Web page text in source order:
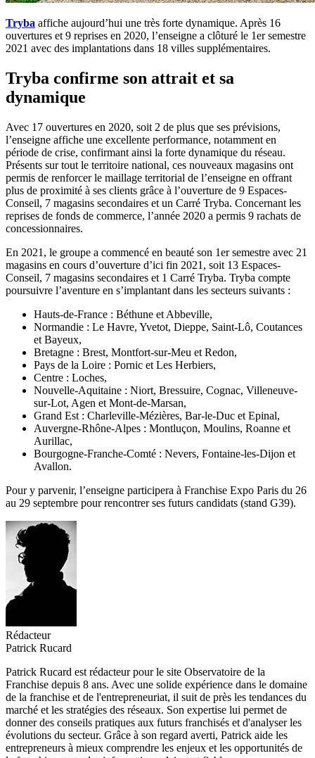
Tryba affiche aujourd’hui une très forte dynamique. Après 16
ouvertures et 9 reprises en 2020, l’enseigne a clôturé le 1er semestre
2021 avec des implantations dans 18 villes supplémentaires.
Tryba confirme son attrait et sa
dynamique
Avec 17 ouvertures en 2020, soit 2 de plus que ses prévisions,
l’enseigne affiche une excellente performance, notamment en
période de crise, confirmant ainsi la forte dynamique du réseau.
Présents sur tout le territoire national, ces nouveaux magasins ont
permis de renforcer le maillage territorial de l’enseigne en offrant
plus de proximité à ses clients grâce à l’ouverture de 9 Espaces-
Conseil, 7 magasins secondaires et un Carré Tryba. Concernant les
reprises de fonds de commerce, l’année 2020 a permis 9 rachats de
concessionnaires.
En 2021, le groupe a commencé en beauté son 1er semestre avec 21
magasins en cours d’ouverture d’ici fin 2021, soit 13 Espaces-
Conseil, 7 magasins secondaires et 1 Carré Tryba. Tryba compte
poursuivre l’aventure en s’implantant dans les secteurs suivants :
Hauts-de-France : Béthune et Abbeville,
Normandie : Le Havre, Yvetot, Dieppe, Saint-Lô, Coutances
et Bayeux,
Bretagne : Brest, Montfort-sur-Meu et Redon,
Pays de la Loire : Pornic et Les Herbiers,
Centre : Loches,
Nouvelle-Aquitaine : Niort, Bressuire, Cognac, Villeneuve-
sur-Lot, Agen et Mont-de-Marsan,
Grand Est : Charleville-Mézières, Bar-le-Duc et Epinal,
Auvergne-Rhône-Alpes : Montluçon, Moulins, Roanne et
Aurillac,
Bourgogne-Franche-Comté : Nevers, Fontaine-les-Dijon et
Avallon.
Pour y parvenir, l’enseigne participera à Franchise Expo Paris du 26
au 29 septembre pour rencontrer ses futurs candidats (stand G39).
Rédacteur
Patrick Rucard
Patrick Rucard est rédacteur pour le site Observatoire de la
Franchise depuis 8 ans. Avec une solide expérience dans le domaine
de la franchise et de l'entrepreneuriat, il suit de près les tendances du
marché et les stratégies des réseaux. Son expertise lui permet de
donner des conseils pratiques aux futurs franchisés et d'analyser les
évolutions du secteur. Grâce à son regard averti, Patrick aide les
entrepreneurs à mieux comprendre les enjeux et les opportunités de